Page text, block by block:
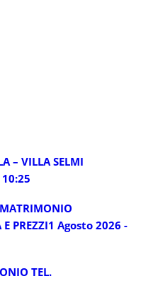
– VILLA SELMI
PREZZI1 Agosto 2026 -
TEL.